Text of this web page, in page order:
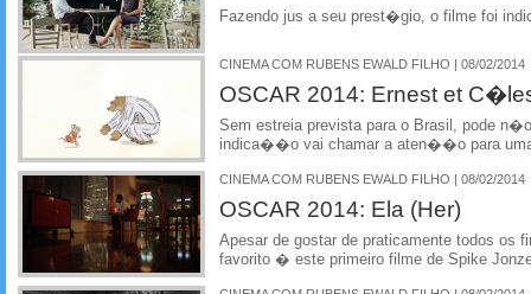
Fazendo jus a seu prest�gio, o filme foi
CINEMA COM RUBENS EWALD FILHO | 08/02/2014
OSCAR 2014: Ernest et
Sem estreia prevista para o Brasil, pode
indica��o vai chamar a aten��o para
CINEMA COM RUBENS EWALD FILHO | 08/02/2014
OSCAR 2014: Ela (Her)
Apesar de gostar de praticamente todos os
favorito � este primeiro filme de Spike